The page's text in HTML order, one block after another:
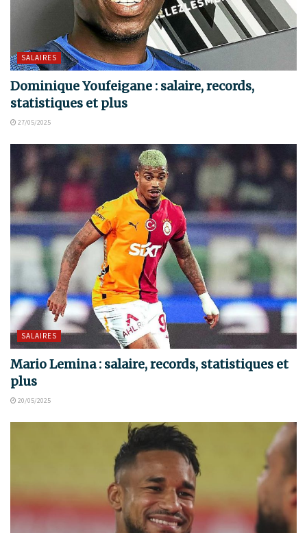
SALAIRES
Dominique Youfeigane : salaire, records,
statistiques et plus
27/05/2025
SALAIRES
Mario Lemina : salaire, records, statistiques et
plus
20/05/2025